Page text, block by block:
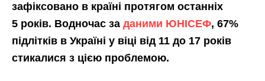
зафіксовано в країні протягом останніх
5 років. Водночас за даними ЮНІСЕФ, 67%
підлітків в Україні у віці від 11 до 17 років
стикалися з цією проблемою.